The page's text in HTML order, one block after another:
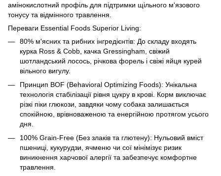
амінокислотний профіль для підтримки щільного м'язового
тонусу та відмінного травлення.
Переваги Essential Foods Superior Living:
80% м'ясних та рибних інгредієнтів: До складу входять
курка Ross & Cobb, качка Gressingham, свіжий
шотландський лосось, річкова форель і свіжі яйця курей
вільного вигулу.
Принцип BOF (Behavioral Optimizing Foods): Унікальна
технологія стабілізації рівня цукру в крові. Корм виключає
різкі піки глюкози, завдяки чому собака залишається
спокійною, врівноваженою та енергійною протягом усього
дня.
100% Grain-Free (Без злаків та глютену): Нульовий вміст
пшениці, кукурудзи, ячменю чи сої мінімізує ризик
виникнення харчової алергії та забезпечує комфортне
травлення.